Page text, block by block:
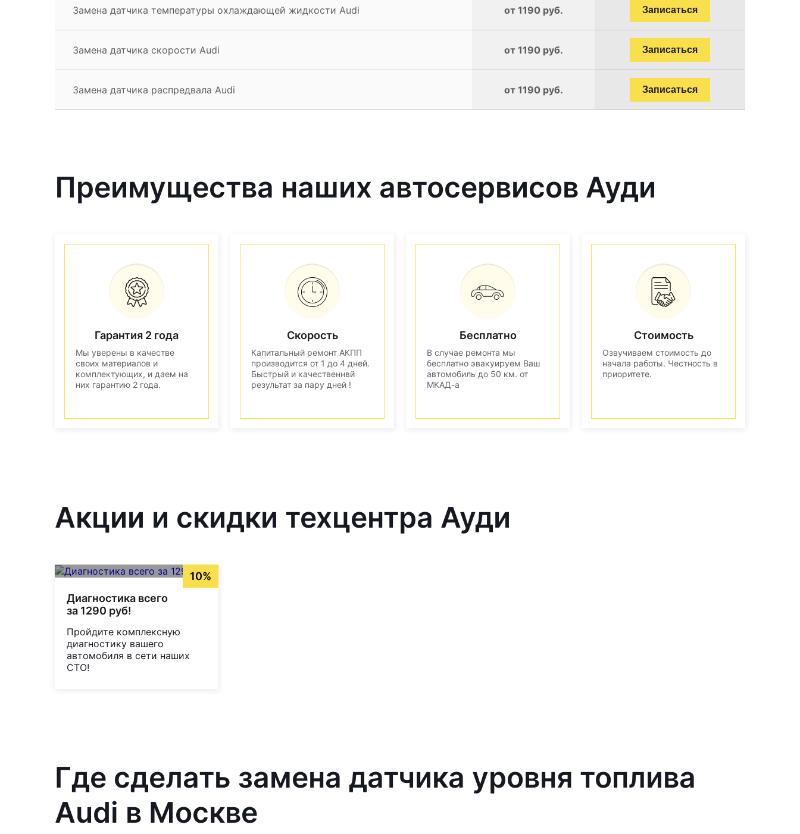
Замена датчика температуры охлаждающей жидкости Audi от 1190 руб. Записаться
Замена датчика скорости Audi от 1190 руб. Записаться
Замена датчика распредвала Audi от 1190 руб. Записаться
Преимущества наших автосервисов Ауди
Гарантия 2 года
Мы уверены в качестве
своих материалов и
комплектующих, и даем на
них гарантию 2 года.
Скорость
Капитальный ремонт АКПП
производится от 1 до 4 дней.
Быстрый и качественнвй
результат за пару дней !
Бесплатно
В случае ремонта мы
бесплатно эвакуируем Ваш
автомобиль до 50 км. от
МКАД-а
Стоимость
Озвучиваем стоимость до
начала работы. Честность в
приоритете.
Акции и скидки техцентра Ауди
10%
Диагностика всего
за 1290 руб!
Пройдите комплексную
диагностику вашего
автомобиля в сети наших
СТО!
Где сделать замена датчика уровня топлива
Audi в Москве